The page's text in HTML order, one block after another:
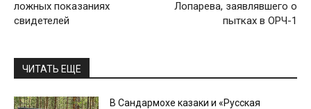
ложных показаниях
свидетелей
Лопарева, заявлявшего о
пытках в ОРЧ-1
ЧИТАТЬ ЕЩЕ
В Сандармохе казаки и «Русская